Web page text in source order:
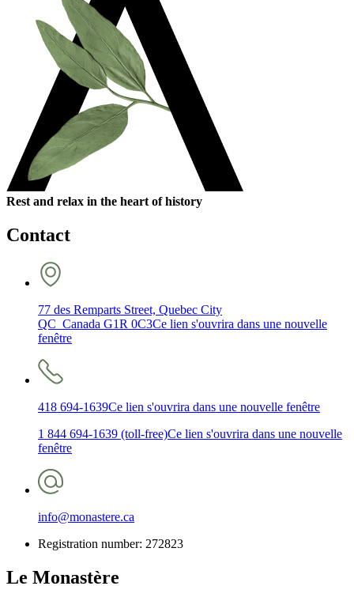
Rest and relax in the heart of history
Contact
77 des Remparts Street, Quebec City
QC Canada G1R 0C3Ce lien s'ouvrira dans une nouvelle
fenêtre
418 694-1639Ce lien s'ouvrira dans une nouvelle fenêtre
1 844 694-1639 (toll-free)Ce lien s'ouvrira dans une nouvelle
fenêtre
info@monastere.ca
Registration number: 272823
Le Monastère